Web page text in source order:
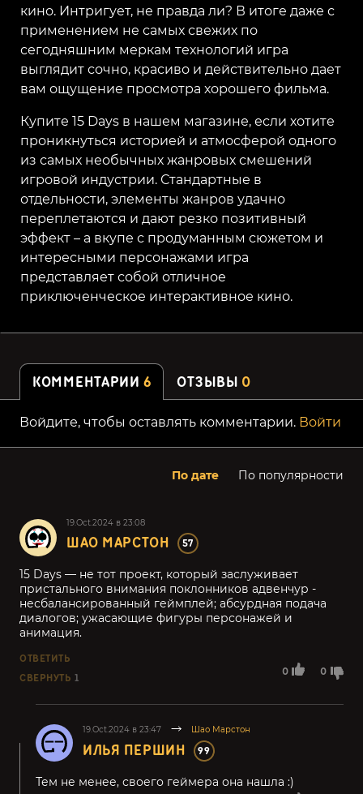
кино. Интригует, не правда ли? В итоге даже с
применением не самых свежих по
сегодняшним меркам технологий игра
выглядит сочно, красиво и действительно дает
вам ощущение просмотра хорошего фильма.
Купите 15 Days в нашем магазине, если хотите
проникнуться историей и атмосферой одного
из самых необычных жанровых смешений
игровой индустрии. Стандартные в
отдельности, элементы жанров удачно
переплетаются и дают резко позитивный
эффект – а вкупе с продуманным сюжетом и
интересными персонажами игра
представляет собой отличное
приключенческое интерактивное кино.
КОММЕНТАРИИ 6 ОТЗЫВЫ 0
Войдите, чтобы оставлять комментарии. Войти
По дате По популярности
19.Oct.2024 в 23:08
ШАО МАРСТОН 57
0 0
15 Days — не тот проект, который заслуживает
пристального внимания поклонников адвенчур -
несбалансированный геймплей; абсурдная подача
диалогов; ужасающие фигуры персонажей и
анимация.
ОТВЕТИТЬ
СВЕРНУТЬ 1
19.Oct.2024 в 23:47 Шао Марстон
ИЛЬЯ ПЕРШИН 99
Тем не менее, своего геймера она нашла :)